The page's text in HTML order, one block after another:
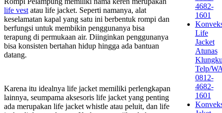
life vest atau life jacket. Seperti namanya, alat
keselamatan kapal yang satu ini berbentuk rompi dan
berfungsi untuk membikin penggunanya bisa
terapung di permukaan air. Diinginkan penggunanya
bisa konsisten bertahan hidup hingga ada bantuan
datang.
Karena itu idealnya life jacket memiliki perlengkapan
lainnya, seumpama aksesoris life jacket yang penting
ada merupakan life jacket whistle atau peluit, dan life
4682-
1601
Life
Jacket
Atunas
Telp/
0812-
4682-
1601